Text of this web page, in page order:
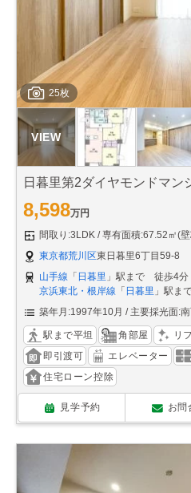
25枚
日暮里第2ダイヤモンドマン
8,598万円
間取り:3LDK
専有面積:67.52㎡(
東京都荒川区東日暮里6丁目59-8
山手線 「 日暮里 」駅まで 徒歩4分
京浜東北・根岸線 「 日暮里 」駅ま
築年月:1997年10月
主要採光面:
駅まで平坦 角部屋
リ
即引渡可
エレベーター
住宅ローン控除
見学予約 お問